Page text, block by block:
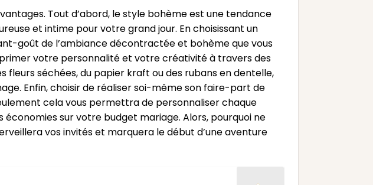
Tout d’abord, le style bohème est une tendance
et intime pour votre grand jour. En choisissant un
goût de l’ambiance décontractée et bohème que vous
votre personnalité et votre créativité à travers des
fleurs séchées, du papier kraft ou des rubans en dentelle,
Enfin, choisir de réaliser soi-même son faire-part de
cela vous permettra de personnaliser chaque
sur votre budget mariage. Alors, pourquoi ne
vos invités et marquera le début d’une aventure